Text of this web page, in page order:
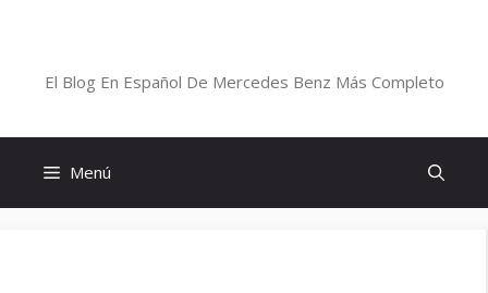
El Blog En Español De Mercedes Benz Más Completo
Menú